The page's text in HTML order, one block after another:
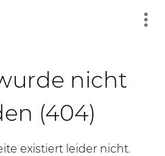
nicht
(404)
existiert leider nicht.